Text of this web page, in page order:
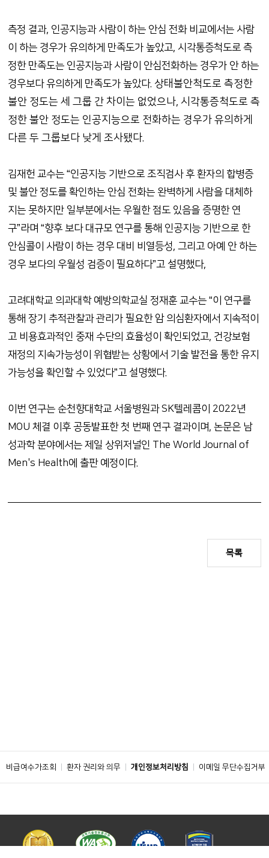
측정 결과, 인공지능과 사람이 하는 안심 전화 비교에서는 사람
이 하는 경우가 유의하게 만족도가 높았고, 시각통증척도로 측
정한 만족도는 인공지능과 사람이 안심전화하는 경우가 안 하는
경우보다 유의하게 만족도가 높았다. 상태불안척도로 측정한
불안 정도는 세 그룹 간 차이는 없었으나, 시각통증척도로 측
정한 불안 정도는 인공지능으로 전화하는 경우가 유의하게
다른 두 그룹보다 낮게 조사됐다.
김재헌 교수는 “인공지능 기반으로 조직검사 후 환자의 합병증
및 불안 정도를 확인하는 안심 전화는 완벽하게 사람을 대체하
지는 못하지만 일부분에서는 우월한 점도 있음을 증명한 연
구”라며 “향후 보다 대규모 연구를 통해 인공지능 기반으로 한
안심콜이 사람이 하는 경우 대비 비열등성, 그리고 아예 안 하는
경우 보다의 우월성 검증이 필요하다”고 설명했다,
고려대학교 의과대학 예방의학교실 정재훈 교수는 “이 연구를
통해 장기 추적관찰과 관리가 필요한 암 의심환자에서 지속적이
고 비용효과적인 중재 수단의 효율성이 확인되었고, 건강보험
재정의 지속가능성이 위협받는 상황에서 기술 발전을 통한 유지
가능성을 확인할 수 있었다”고 설명했다.
이번 연구는 순천향대학교 서울병원과 SK텔레콤이 2022년
MOU 체결 이후 공동발표한 첫 번째 연구 결과이며, 논문은 남
성과학 분야에서는 제일 상위저널인 The World Journal of
Men's Health에 출판 예정이다.
목록
비급여수가조회 환자 권리와 의무 개인정보처리방침 이메일 무단수집거부